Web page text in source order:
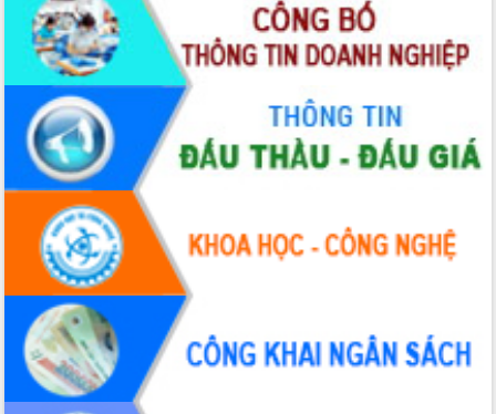
Xây dựng nông thôn mới: Nâng cao đời
sống người dân từ những mô hình thiết
thực
Quyết liệt tháo gỡ vướng mắc, đẩy
nhanh tiến độ các dự án trọng điểm
trong Khu kinh tế Nam Phú Yên
Hòn Yến phát triển du lịch gắn với bảo
tồn biển
Lấy ý kiến điều chỉnh Quy hoạch tỉnh
Đắk Lắk thời kỳ 2021-2030, tầm nhìn
đến năm 2050
Phát động chiến dịch 30 ngày đêm
giải phóng mặt bằng Tuyến đường bộ
ven biển
Đắk Lắk nỗ lực thúc đẩy tăng trưởng
kinh tế từ 10% trở lên trong Quý
II/2026